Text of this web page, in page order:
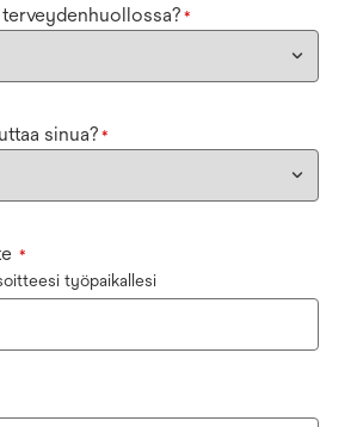
*
sinua? *
*
työpaikallesi